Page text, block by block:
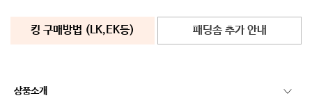
킹 구매방법 (LK,EK등) 패딩솜 추가 안내
상품소개